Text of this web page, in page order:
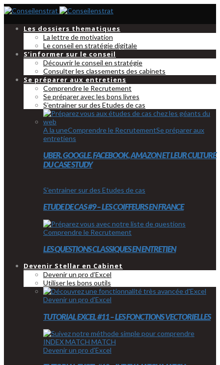
Les dossiers thematiques
La lettre de motivation
Le conseil en stratégie digitale
S’informer sur le conseil
Découvrir le conseil en stratégie
Consulter les classements des cabinets
Se préparer aux entretiens
Comprendre le Recrutement
Se préparer avec les bons livres
S’entrainer sur des Etudes de cas
A la uneComprendre le RecrutementSe préparer aux
entretiens
UBER, GOOGLE, FACEBOOK, AMAZON ET LEUR CULTURE
DU CASE STUDY
S'entrainer sur des Etudes de cas
ETUDE DE CAS #9 – LES COIFFEURS EN FRANCE
Comprendre le Recrutement
LES QUESTIONS CLASSIQUES EN ENTRETIEN
Devenir Stellar en Cabinet
Devenir un pro d’Excel
Utiliser les bons outils
Devenir un pro d'Excel
TUTORIAL EXCEL #11 – LES FONCTIONS VECTORIELLES
Devenir un pro d'Excel